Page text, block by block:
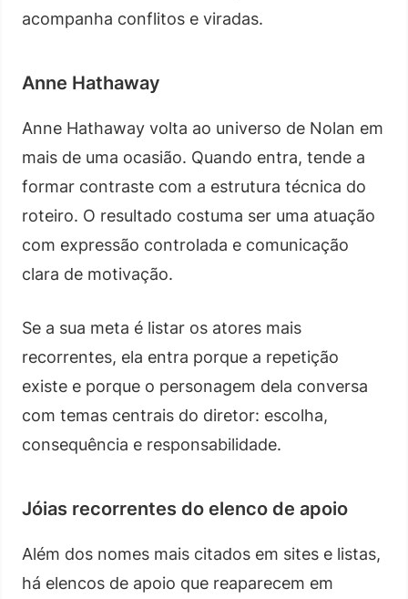
acompanha conflitos e viradas.
Anne Hathaway
Anne Hathaway volta ao universo de Nolan em
mais de uma ocasião. Quando entra, tende a
formar contraste com a estrutura técnica do
roteiro. O resultado costuma ser uma atuação
com expressão controlada e comunicação
clara de motivação.
Se a sua meta é listar os atores mais
recorrentes, ela entra porque a repetição
existe e porque o personagem dela conversa
com temas centrais do diretor: escolha,
consequência e responsabilidade.
Jóias recorrentes do elenco de apoio
Além dos nomes mais citados em sites e listas,
há elencos de apoio que reaparecem em